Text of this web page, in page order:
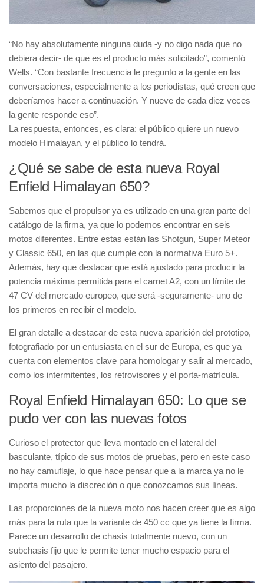
“No hay absolutamente ninguna duda -y no digo nada que no
debiera decir- de que es el producto más solicitado”, comentó
Wells. “Con bastante frecuencia le pregunto a la gente en las
conversaciones, especialmente a los periodistas, qué creen que
deberíamos hacer a continuación. Y nueve de cada diez veces
la gente responde eso”.
La respuesta, entonces, es clara: el público quiere un nuevo
modelo Himalayan, y el público lo tendrá.
¿Qué se sabe de esta nueva Royal
Enfield Himalayan 650?
Sabemos que el propulsor ya es utilizado en una gran parte del
catálogo de la firma, ya que lo podemos encontrar en seis
motos diferentes. Entre estas están las Shotgun, Super Meteor
y Classic 650, en las que cumple con la normativa Euro 5+.
Además, hay que destacar que está ajustado para producir la
potencia máxima permitida para el carnet A2, con un límite de
47 CV del mercado europeo, que será -seguramente- uno de
los primeros en recibir el modelo.
El gran detalle a destacar de esta nueva aparición del prototipo,
fotografiado por un entusiasta en el sur de Europa, es que ya
cuenta con elementos clave para homologar y salir al mercado,
como los intermitentes, los retrovisores y el porta-matrícula.
Royal Enfield Himalayan 650: Lo que se
pudo ver con las nuevas fotos
Curioso el protector que lleva montado en el lateral del
basculante, típico de sus motos de pruebas, pero en este caso
no hay camuflaje, lo que hace pensar que a la marca ya no le
importa mucho la discreción o que conozcamos sus líneas.
Las proporciones de la nueva moto nos hacen creer que es algo
más para la ruta que la variante de 450 cc que ya tiene la firma.
Parece un desarrollo de chasis totalmente nuevo, con un
subchasis fijo que le permite tener mucho espacio para el
asiento del pasajero.